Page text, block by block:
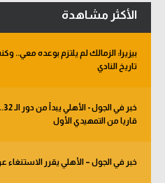
الأكثر مشاهدة
بيزيرا: الزمالك لم يلتزم بوعده
تاريخ النادي
قاريا من التمهيدي الأول
خبر في الجول – الأهلي يقرر الاستنغاء